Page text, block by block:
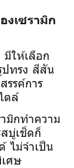
เซรามิก
มีให้เลือก
ทรง สีสัน
รรค์การ
ตล์
ามิกทำความ
บู่เช็ดก็
ไม่จำเป็น
ศษ